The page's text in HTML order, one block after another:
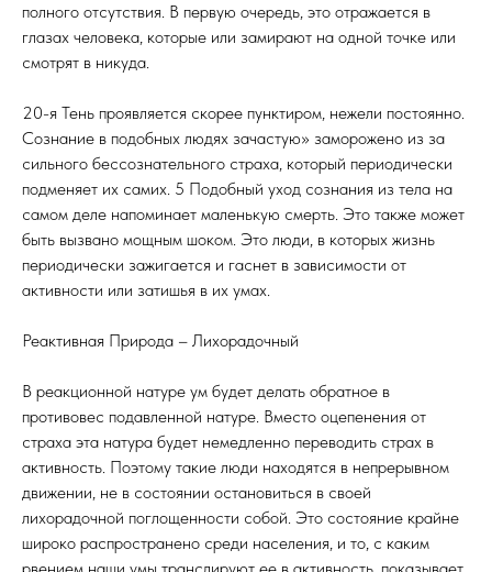
полного отсутствия. В первую очередь, это отражается в
глазах человека, которые или замирают на одной точке или
смотрят в никуда.
20-я Тень проявляется скорее пунктиром, нежели постоянно.
Сознание в подобных людях зачастую» заморожено из за
сильного бессознательного страха, который периодически
подменяет их самих. 5 Подобный уход сознания из тела на
самом деле напоминает маленькую смерть. Это также может
быть вызвано мощным шоком. Это люди, в которых жизнь
периодически зажигается и гаснет в зависимости от
активности или затишья в их умах.
Реактивная Природа – Лихорадочный
В реакционной натуре ум будет делать обратное в
противовес подавленной натуре. Вместо оцепенения от
страха эта натура будет немедленно переводить страх в
активность. Поэтому такие люди находятся в непрерывном
движении, не в состоянии остановиться в своей
лихорадочной поглощенности собой. Это состояние крайне
широко распространено среди населения, и то, с каким